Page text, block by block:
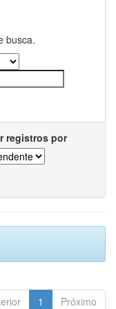
busca.
registros por
1 Próximo